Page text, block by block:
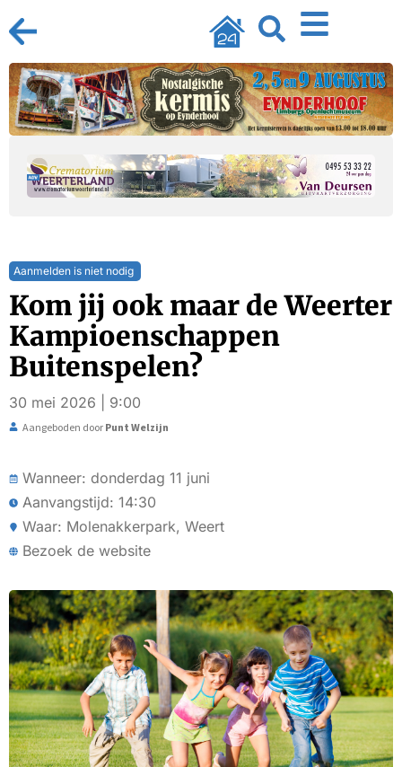
Aanmelden is niet nodig
Kom jij ook maar de Weerter
Kampioenschappen
Buitenspelen?
30 mei 2026 | 9:00
Aangeboden door Punt Welzijn
Wanneer: donderdag 11 juni
Aanvangstijd: 14:30
Waar: Molenakkerpark, Weert
Bezoek de website